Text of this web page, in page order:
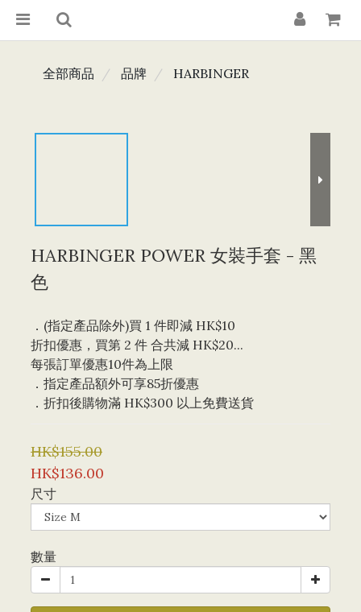
全部商品 品牌 HARBINGER
HARBINGER POWER 女裝手套 - 黑
色
．(指定產品除外)買 1 件即減 HK$10
折扣優惠，買第 2 件 合共減 HK$20...
每張訂單優惠10件為上限
．指定產品額外可享85折優惠
．折扣後購物滿 HK$300 以上免費送貨
HK$155.00
HK$136.00
尺寸
數量